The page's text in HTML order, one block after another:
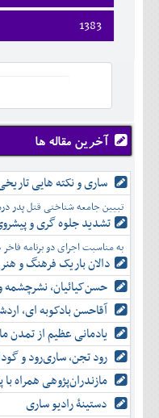
اسفند
دی
بهمن
آبان
آذر
دی
بهمن
شهريور
مهر
آبان
آذر
تير
مرداد
شهريور
مهر
دی
بهمن
اسفند
ارديبهشت
خرداد
تير
مرداد
آبان
آذر
دی
بهمن
اسفند
فروردين
ارديبهشت
خرداد
شهريور
مهر
آبان
آذر
دی
بهمن
اسفند
1383
فروردين
تير
مرداد
شهريور
مهر
آبان
آذر
دی
بهمن
اسفند
آخرین مقاله ها
ساری و نکته هایی
تبیین جامعه شناختی قتل پدر
تشدید جلوه‌ گری و
به مناسبت اجرای دو برنامه فاخر
دالان باریک فرهنگ و هنر
حسن‌کیائیان، نشرچشمه
آقاحسن بادکوبه ای،
یادمانی عظیم از تمدن
رود تجن، ساری‌رود و
مازندران‌پژوهی همراه
دستینۀ رادیو ساری